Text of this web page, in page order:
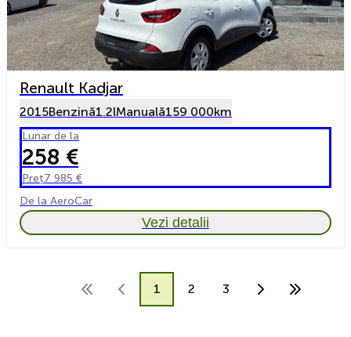
Renault Kadjar
2015Benzină1.2lManuală159 000km
Lunar de la
258 €
Preț7 985 €
De la AeroCar
Vezi detalii
1 2 3